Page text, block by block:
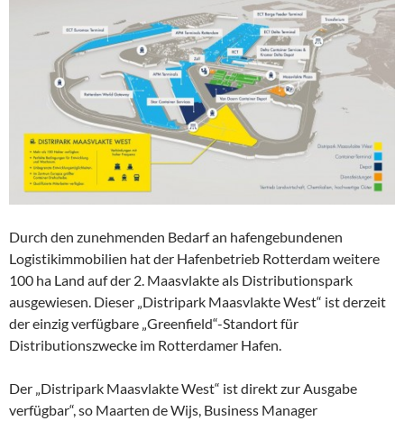
Durch den zunehmenden Bedarf an hafengebundenen
Logistikimmobilien hat der Hafenbetrieb Rotterdam weitere
100 ha Land auf der 2. Maasvlakte als Distributionspark
ausgewiesen. Dieser „Distripark Maasvlakte West“ ist derzeit
der einzig verfügbare „Greenfield“-Standort für
Distributionszwecke im Rotterdamer Hafen.
Der „Distripark Maasvlakte West“ ist direkt zur Ausgabe
verfügbar“, so Maarten de Wijs, Business Manager